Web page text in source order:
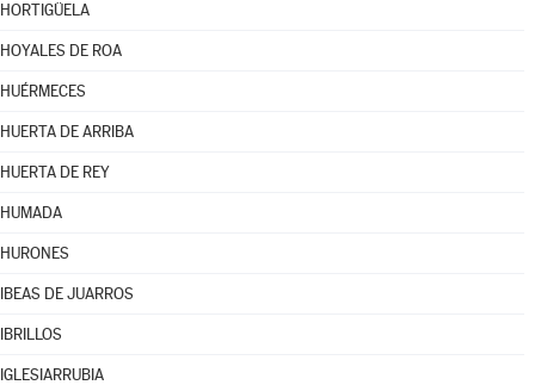
HORTIGÜELA
HOYALES DE ROA
HUÉRMECES
HUERTA DE ARRIBA
HUERTA DE REY
HUMADA
HURONES
IBEAS DE JUARROS
IBRILLOS
IGLESIARRUBIA